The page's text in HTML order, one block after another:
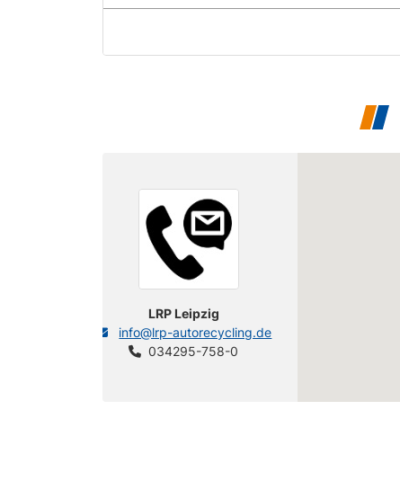
LRP Leipzig
info@lrp-autorecycling.de
034295-758-0